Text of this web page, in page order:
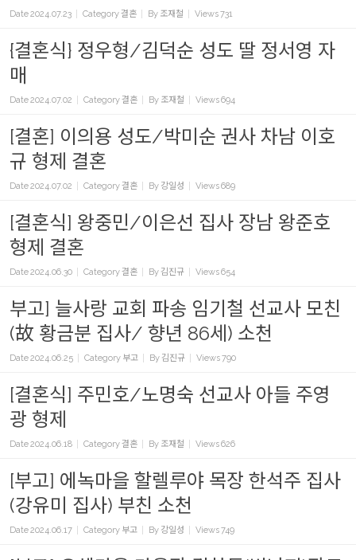
Date2024.07.23 Category결혼 By 조재철 Views731
{결혼식} 정우형/김덕순 성도 딸 정서영 자
매
Date2024.07.02 Category결혼 By 조재철 Views694
[결혼] 이의용 성도/박미순 권사 차남 이호
규 형제 결혼
Date2024.07.02 Category결혼 By 강일성 Views689
[결혼식] 왕중민/이은선 집사 장남 왕준호
형제 결혼
Date2024.06.30 Category결혼 By 김진규 Views654
부고] 늘사랑 교회 파송 임기철 선교사 모친
(故 황금분 집사/ 향년 86세) 소천
Date2024.06.25 Category 부고 By 김진규 Views790
[결혼식] 주민호/노명숙 선교사 아들 주영
광 형제
Date2024.06.18 Category결혼 By 조재철 Views626
[부고] 에녹마을 할렐루야 목장 한석주 집사
(강유미 집사) 부친 소천
Date2024.06.17 Category 부고 By 강일성 Views749